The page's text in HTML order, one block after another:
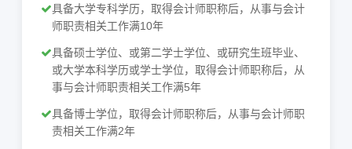
具备大学专科学历，取得会计师职称后，从事与会计
师职责相关工作满10年
具备硕士学位、或第二学士学位、或研究生班毕业、
或大学本科学历或学士学位，取得会计师职称后，从
事与会计师职责相关工作满5年
具备博士学位，取得会计师职称后，从事与会计师职
责相关工作满2年